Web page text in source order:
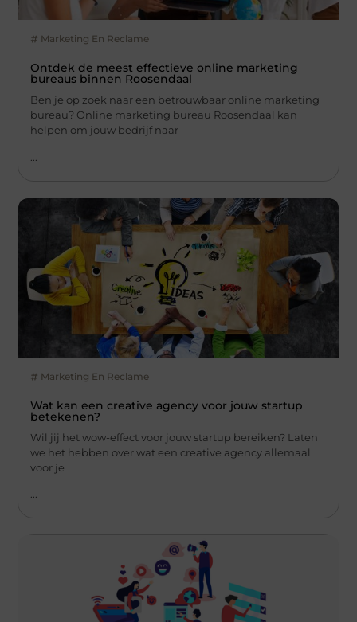
Marketing En Reclame
Ontdek de meest effectieve online marketing
bureaus binnen Roosendaal
Ben je op zoek naar een betrouwbaar online marketing
bureau? Online marketing bureau Roosendaal kan
helpen om jouw bedrijf naar
Marketing En Reclame
Wat kan een creative agency voor jouw startup
betekenen?
Wil jij het wow-effect voor jouw startup bereiken? Laten
we het hebben over wat een creative agency allemaal
voor je